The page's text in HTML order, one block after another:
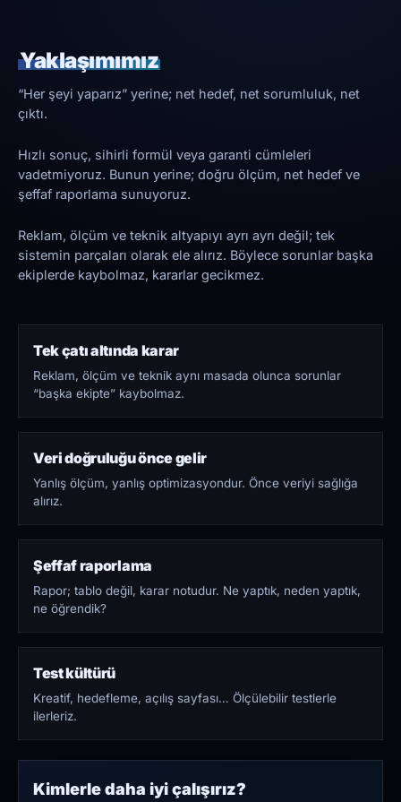
Yaklaşımımız
“Her şeyi yaparız” yerine; net hedef, net sorumluluk, net
çıktı.
Hızlı sonuç, sihirli formül veya garanti cümleleri
vadetmiyoruz. Bunun yerine; doğru ölçüm, net hedef ve
şeffaf raporlama sunuyoruz.
Reklam, ölçüm ve teknik altyapıyı ayrı ayrı değil; tek
sistemin parçaları olarak ele alırız. Böylece sorunlar başka
ekiplerde kaybolmaz, kararlar gecikmez.
Tek çatı altında karar
Reklam, ölçüm ve teknik aynı masada olunca sorunlar
“başka ekipte” kaybolmaz.
Veri doğruluğu önce gelir
Yanlış ölçüm, yanlış optimizasyondur. Önce veriyi sağlığa
alırız.
Şeffaf raporlama
Rapor; tablo değil, karar notudur. Ne yaptık, neden yaptık,
ne öğrendik?
Test kültürü
Kreatif, hedefleme, açılış sayfası… Ölçülebilir testlerle
ilerleriz.
Kimlerle daha iyi çalışırız?